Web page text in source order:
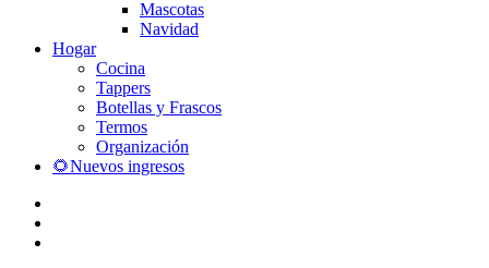
Mascotas
Navidad
Hogar
Cocina
Tappers
Botellas y Frascos
Termos
Organización
🌻Nuevos ingresos